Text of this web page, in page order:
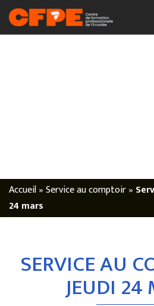
Accueil»Service au comptoir»
24 mars
SERVICE AU
JEUDI 24